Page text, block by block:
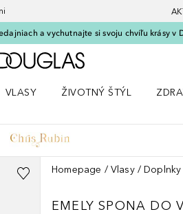
a vychutnajte si svoju chvíľu krásy v
Domov
VLASY
ŽIVOTNÝ ŠTÝL
Homepage Vlasy
EMELY SPONA DO